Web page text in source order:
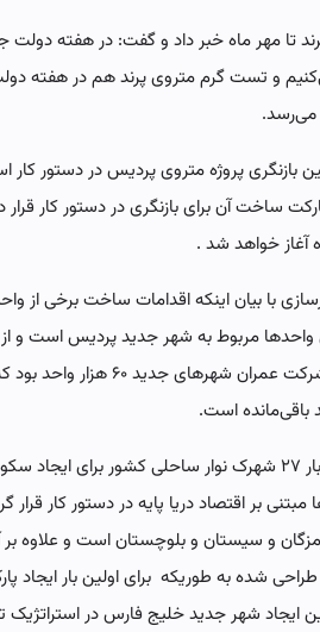
تا مهر ماه خبر داد و گفت: در هفته دولت
و تست گرم متروی پرند هم در هفته
می‌رسد.
بازنگری پروژه متروی پردیس در دستور
ساخت آن برای بازنگری در دستور کار قرار
آغاز خواهد شد .
وی گفت: برای اولین بار ۲۷ شهرک نوار ساحلی کشور
بر اقتصاد دریا پایه در دستور کار
شده به طوریکه برای اولین بار ایجاد
ایجاد شهر جدید خلیج فارس در استراتژیک